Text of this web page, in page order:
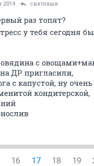
2014 светлаша
раз топят?
у тебя сегодня
с
ДР пригласили,
с капустой, ну
кондитерской,
16 17 18 19